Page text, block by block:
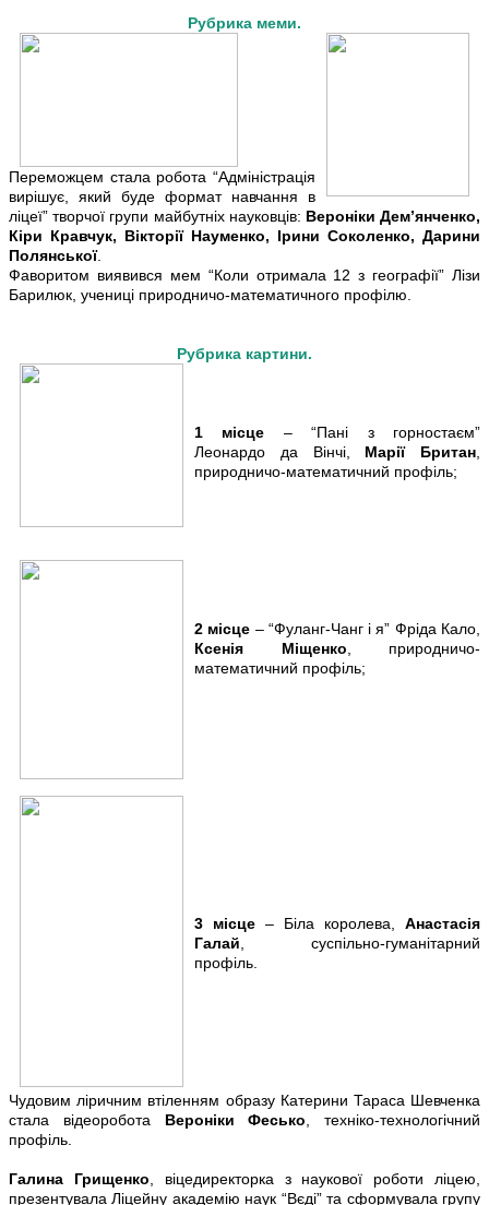
Рубрика меми.
Переможцем стала робота “Адміністрація
вирішує, який буде формат навчання в
ліцеї” творчої групи майбутніх науковців: Вероніки Дем’янченко,
Кіри Кравчук, Вікторії Науменко, Ірини Соколенко, Дарини
Полянської.
Фаворитом виявився мем “Коли отримала 12 з географії” Лізи
Барилюк, учениці природничо-математичного профілю.
Рубрика картини.
1 місце – “Пані з горностаєм”
Леонардо да Вінчі, Марії Британ
природничо-математичний профіль;
2 місце – “Фуланг-Чанг і я” Фріда Кало,
Ксенія Міщенко , природничо-
математичний профіль;
3 місце – Біла королева, Анастасія
Галай , суспільно-гуманітарний
профіль.
Чудовим ліричним втіленням образу Катерини Тараса Шевченка
стала відеоробота Вероніки Фесько , техніко-технологічний
профіль.
Галина Грищенко , віцедиректорка з наукової роботи ліцею,
презентувала Ліцейну академію наук “Вєді” та сформувала групу